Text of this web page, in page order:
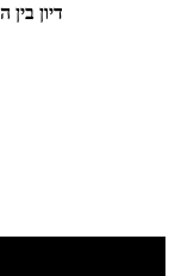
דיון